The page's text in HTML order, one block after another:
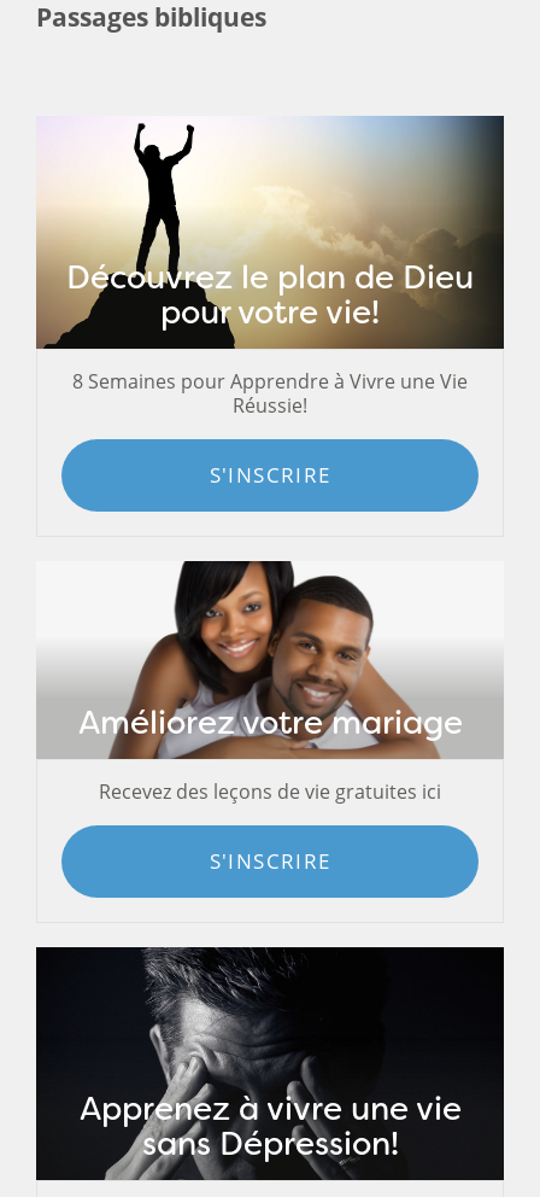
Passages bibliques
Découvrez le plan de Dieu
pour votre vie!
8 Semaines pour Apprendre à Vivre une Vie
Réussie!
S'INSCRIRE
Améliorez votre mariage
Recevez des leçons de vie gratuites ici
S'INSCRIRE
Apprenez à vivre une vie
sans Dépression!